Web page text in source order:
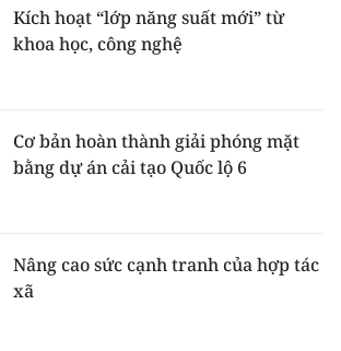
Kích hoạt “lớp năng suất mới” từ
khoa học, công nghệ
Cơ bản hoàn thành giải phóng mặt
bằng dự án cải tạo Quốc lộ 6
Nâng cao sức cạnh tranh của hợp tác
xã